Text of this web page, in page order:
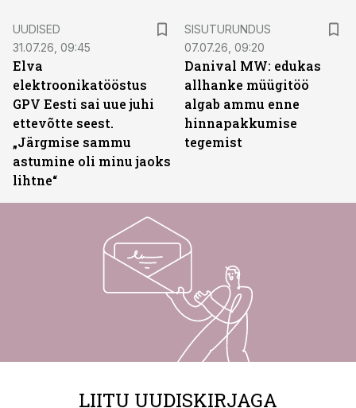
UUDISED
31.07.26, 09:45
Elva
elektroonikatööstus
GPV Eesti sai uue juhi
ettevõtte seest.
„Järgmise sammu
astumine oli minu jaoks
lihtne“
SISUTURUNDUS
07.07.26, 09:20
Danival MW: edukas
allhanke müügitöö
algab ammu enne
hinnapakkumise
tegemist
LIITU UUDISKIRJAGA